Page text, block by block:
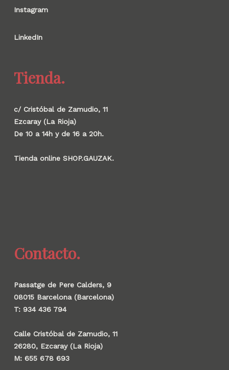
Instagram
LinkedIn
Tienda.
c/ Cristóbal de Zamudio, 11
Ezcaray (La Rioja)
De 10 a 14h y de 16 a 20h.
Tienda online SHOP.GAUZAK.
Contacto.
Passatge de Pere Calders, 9
08015 Barcelona (Barcelona)
T: 934 436 794
Calle Cristóbal de Zamudio, 11
26280, Ezcaray (La Rioja)
M: 655 678 693